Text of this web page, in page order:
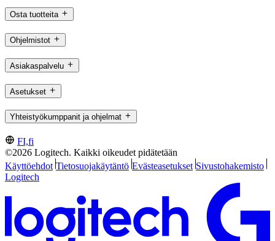
Osta tuotteita
Ohjelmistot
Asiakaspalvelu
Asetukset
Yhteistyökumppanit ja ohjelmat
FI,fi
©2026 Logitech. Kaikki oikeudet pidätetään
Käyttöehdot Tietosuojakäytäntö Evästeasetukset Sivustohakemisto
Logitech